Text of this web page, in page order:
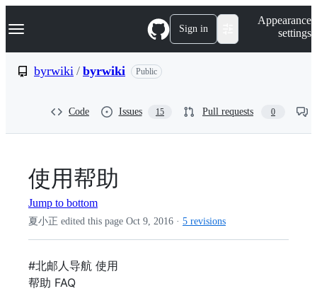
k
p
Navigation Menu Sign in
Appearance
settings
byrwiki / byrwiki Public
Code Issues 15 Pull requests 0
使用帮助
Jump to bottom
夏小正 edited this page Oct 9, 2016 · 5 revisions
#北邮人导航 使用
帮助 FAQ